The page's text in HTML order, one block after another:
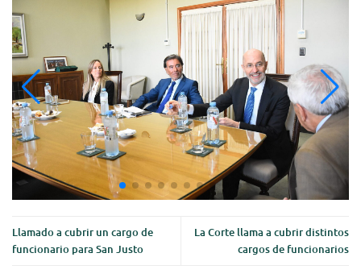
Llamado a cubrir un cargo de
funcionario para San Justo
La Corte llama a cubrir distintos
cargos de funcionarios